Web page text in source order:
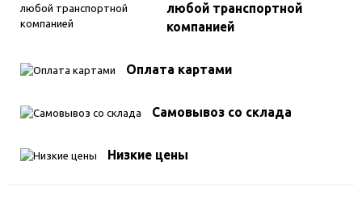
любой транспортной
компанией
Оплата картами
Самовывоз со склада
Низкие цены